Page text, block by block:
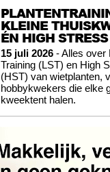
KLEINE
ÉN HIGH
15 juli 2026 - Alles over
Training (LST) en High
(HST) van wietplanten,
hobbykwekers die elke
kweektent halen.